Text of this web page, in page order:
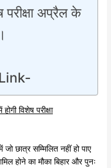
अप्रैल के
विशेष परीक्षा
छात्र सम्मिलित नहीं हो पाए
होने का मौका बिहार और पुनः